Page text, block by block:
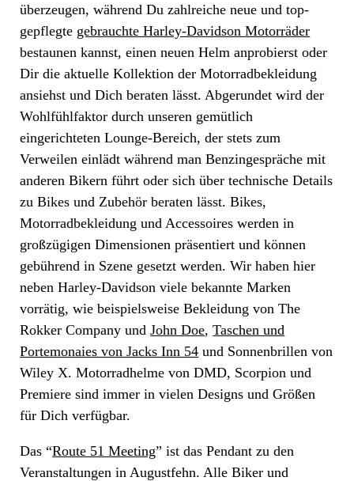
überzeugen, während Du zahlreiche neue und top-
gepflegte gebrauchte Harley-Davidson Motorräder
bestaunen kannst, einen neuen Helm anprobierst oder
Dir die aktuelle Kollektion der Motorradbekleidung
ansiehst und Dich beraten lässt. Abgerundet wird der
Wohlfühlfaktor durch unseren gemütlich
eingerichteten Lounge-Bereich, der stets zum
Verweilen einlädt während man Benzingespräche mit
anderen Bikern führt oder sich über technische Details
zu Bikes und Zubehör beraten lässt. Bikes,
Motorradbekleidung und Accessoires werden in
großzügigen Dimensionen präsentiert und können
gebührend in Szene gesetzt werden. Wir haben hier
neben Harley-Davidson viele bekannte Marken
vorrätig, wie beispielsweise Bekleidung von The
Rokker Company undJohn Doe,Taschen und
Portemonaies von Jacks Inn 54 und Sonnenbrillen von
Wiley X. Motorradhelme von DMD, Scorpion und
Premiere sind immer in vielen Designs und Größen
für Dich verfügbar.
Das “Route 51 Meeting” ist das Pendant zu den
Veranstaltungen in Augustfehn. Alle Biker und